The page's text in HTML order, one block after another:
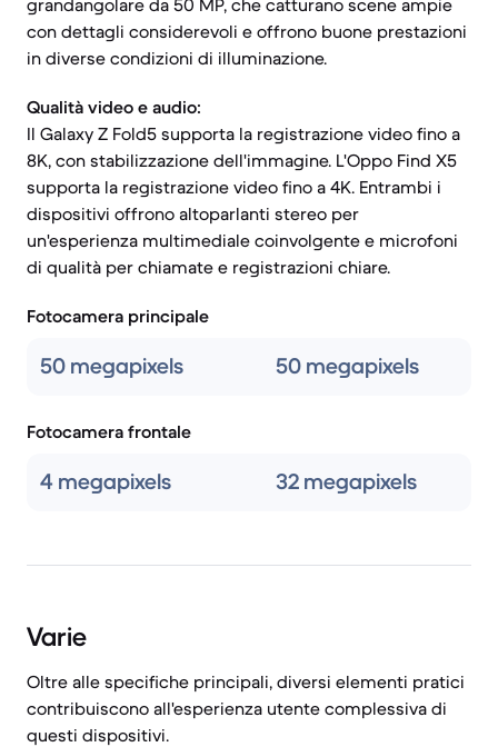
grandangolare da 50 MP, che catturano scene ampie
con dettagli considerevoli e offrono buone prestazioni
in diverse condizioni di illuminazione.
Qualità video e audio:
Il Galaxy Z Fold5 supporta la registrazione video fino a
8K, con stabilizzazione dell'immagine. L'Oppo Find X5
supporta la registrazione video fino a 4K. Entrambi i
dispositivi offrono altoparlanti stereo per
un'esperienza multimediale coinvolgente e microfoni
di qualità per chiamate e registrazioni chiare.
Fotocamera principale
50 megapixels 50 megapixels
Fotocamera frontale
4 megapixels 32 megapixels
Varie
Oltre alle specifiche principali, diversi elementi pratici
contribuiscono all'esperienza utente complessiva di
questi dispositivi.